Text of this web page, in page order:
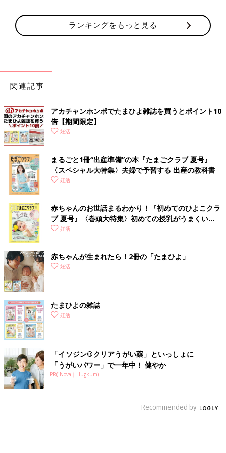
ランキングをもっと見る
関連記事
アカチャンホンポでたまひよ雑誌を買うとポイント10
倍【期間限定】
妊活
まるごと1冊“出産準備”の本『たまごクラブ 夏号』
〈スペシャル大特集〉夫婦で予習する 出産の教科書
妊活
赤ちゃんのお世話まるわかり！『初めてのひよこクラ
ブ 夏号』〈巻頭大特集〉初めての授乳がうまくい
く！ おっぱい・ミルクの基本と夏のトラブル 解決テ
妊活
赤ちゃんが生まれたら！2冊の「たまひよ」
妊活
たまひよの雑誌
妊活
「イソジン®クリアうがい薬」といっしょに
「うがいパワー」で一年中！ 健やか
PR(iNova｜Hugkum)
Recommended by